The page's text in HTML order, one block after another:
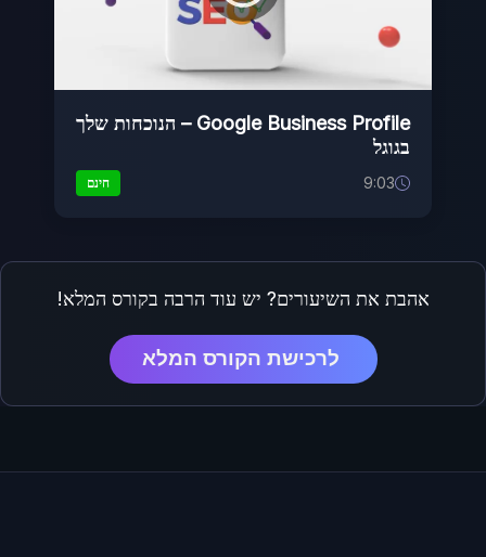
Google Business Profile – הנוכחות שלך
בגוגל
9:03 חינם
אהבת את השיעורים? יש עוד הרבה בקורס המלא!
לרכישת הקורס המלא